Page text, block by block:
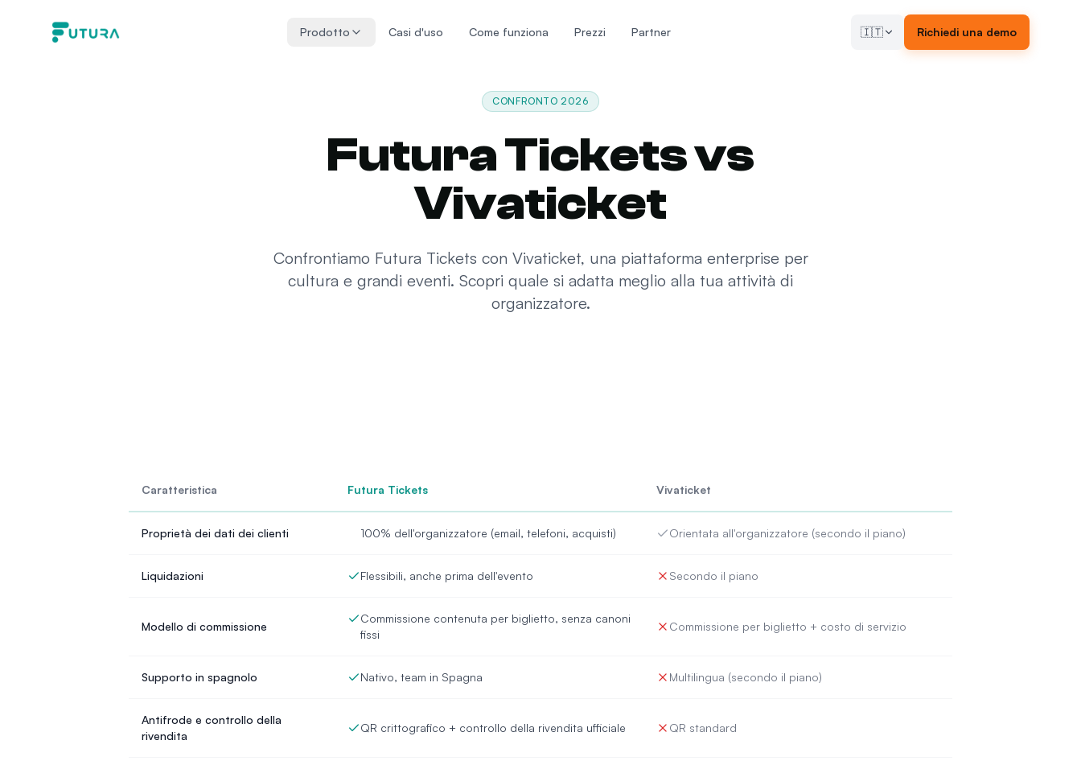
Prodotto Casi d'uso Come funziona Prezzi Partner 🇮🇹 Richiedi una demo
CONFRONTO 2026
Futura Tickets vs
Vivaticket
Confrontiamo Futura Tickets con Vivaticket, una piattaforma enterprise per
cultura e grandi eventi. Scopri quale si adatta meglio alla tua attività di
organizzatore.
Caratteristica Futura Tickets Vivaticket
Proprietà dei dati dei clienti 100% dell'organizzatore (email, telefoni, acquisti) Orientata all'organizzatore (secondo il piano)
Liquidazioni Flessibili, anche prima dell'evento Secondo il piano
Modello di commissione
Commissione contenuta per biglietto, senza canoni
fissi
Commissione per biglietto + costo di servizio
Supporto in spagnolo Nativo, team in Spagna Multilingua (secondo il piano)
Antifrode e controllo della
rivendita
QR crittografico + controllo della rivendita ufficiale QR standard